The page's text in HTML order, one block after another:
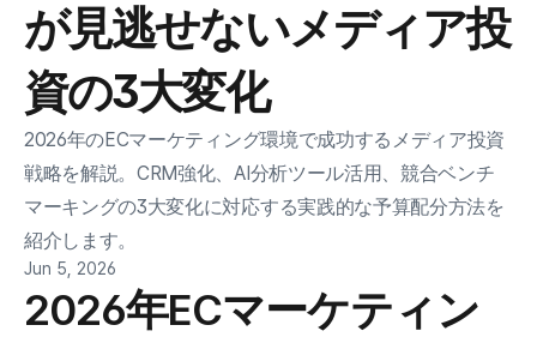
が見逃せないメディア投
資の3大変化
2026年のECマーケティング環境で成功するメディア投資
戦略を解説。CRM強化、AI分析ツール活用、競合ベンチ
マーキングの3大変化に対応する実践的な予算配分方法を
紹介します。
Jun 5, 2026
2026年ECマーケティン